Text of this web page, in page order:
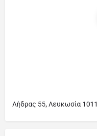
Λήδρας 55, Λευκωσία 1011